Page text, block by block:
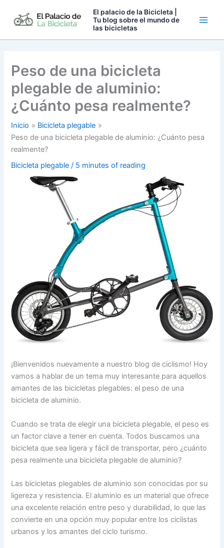
El palacio de la Bicicleta |
Tu blog sobre el mundo de
las bicicletas
Peso de una bicicleta
plegable de aluminio:
¿Cuánto pesa realmente?
Inicio
Bicicleta plegable
Peso de una bicicleta plegable de aluminio: ¿Cuánto pesa
realmente?
Bicicleta plegable / 5 minutes of reading
¡Bienvenidos nuevamente a nuestro blog de ciclismo! Hoy
vamos a hablar de un tema muy interesante para aquellos
amantes de las bicicletas plegables: el peso de una
bicicleta de aluminio.
Cuando se trata de elegir una bicicleta plegable, el peso es
un factor clave a tener en cuenta. Todos buscamos una
bicicleta que sea ligera y fácil de transportar, pero ¿cuánto
pesa realmente una bicicleta plegable de aluminio?
Las bicicletas plegables de aluminio son conocidas por su
ligereza y resistencia. El aluminio es un material que ofrece
una excelente relación entre peso y durabilidad, lo que las
convierte en una opción muy popular entre los ciclistas
urbanos y los amantes del ciclo turismo.